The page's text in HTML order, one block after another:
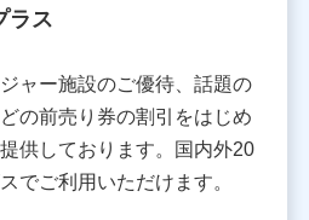
いて責任を有する者の名称・住
各共同利用者（詳細は次のとお
11番1号 山王パークタワー
取締役社長 前田 義晃
ラス
ャー施設のご優待、話題の
の前売り券の割引をはじめ
供しております。国内外20
でご利用いただけます。